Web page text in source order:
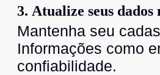
3. Atualize seus
Mantenha seu
Informações como
confiabilidade.